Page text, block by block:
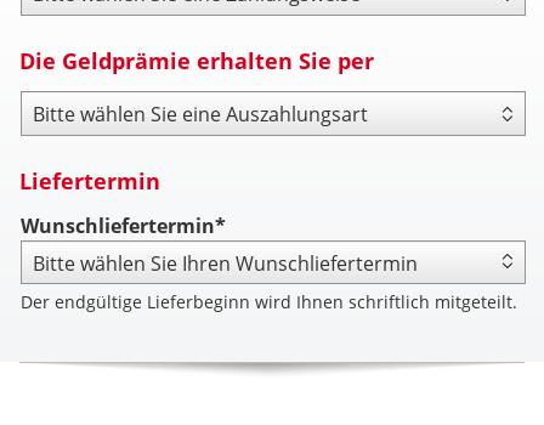
Die Geldprämie erhalten Sie per
Payout Type
Liefertermin
Wunschliefertermin*
Der endgültige Lieferbeginn wird Ihnen schriftlich mitgeteilt.